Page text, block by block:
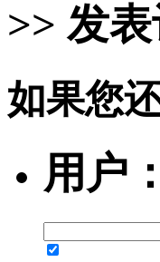
>> 发
如果您
用户：